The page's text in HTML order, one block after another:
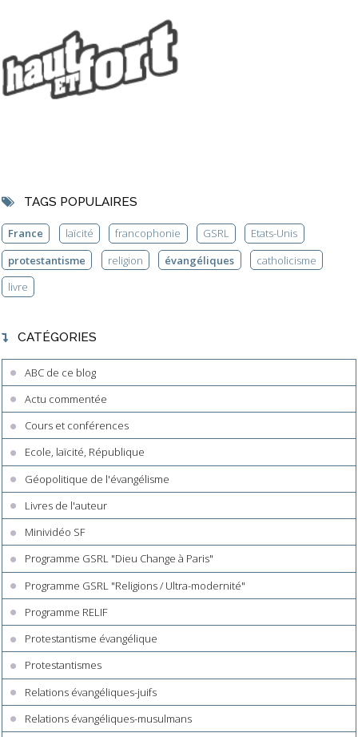
TAGS POPULAIRES
France laïcité francophonie GSRL
Etats-Unis
protestantisme
religion évangéliques
catholicisme
livre
CATÉGORIES
ABC de ce blog
Actu commentée
Cours et conférences
Ecole, laïcité, République
Géopolitique de l'évangélisme
Livres de l'auteur
Minividéo SF
Programme GSRL "Dieu Change à Paris"
Programme GSRL "Religions / Ultra-modernité"
Programme RELIF
Protestantisme évangélique
Protestantismes
Relations évangéliques-juifs
Relations évangéliques-musulmans